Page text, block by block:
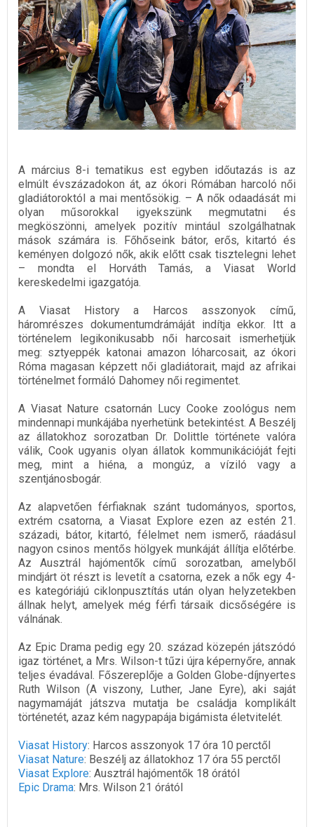
A március 8-i tematikus est egyben időutazás is az
elmúlt évszázadokon át, az ókori Rómában harcoló női
gladiátoroktól a mai mentősökig. – A nők odaadását mi
olyan műsorokkal igyekszünk megmutatni és
megköszönni, amelyek pozitív mintául szolgálhatnak
mások számára is. Főhőseink bátor, erős, kitartó és
keményen dolgozó nők, akik előtt csak tisztelegni lehet
– mondta el Horváth Tamás, a Viasat World
kereskedelmi igazgatója.
A Viasat History a Harcos asszonyok című,
háromrészes dokumentumdrámáját indítja ekkor. Itt a
történelem legikonikusabb női harcosait ismerhetjük
meg: sztyeppék katonai amazon lóharcosait, az ókori
Róma magasan képzett női gladiátorait, majd az afrikai
történelmet formáló Dahomey női regimentet.
A Viasat Nature csatornán Lucy Cooke zoológus nem
mindennapi munkájába nyerhetünk betekintést. A Beszélj
az állatokhoz sorozatban Dr. Dolittle története valóra
válik, Cook ugyanis olyan állatok kommunikációját fejti
meg, mint a hiéna, a mongúz, a víziló vagy a
szentjánosbogár.
Az alapvetően férfiaknak szánt tudományos, sportos,
extrém csatorna, a Viasat Explore ezen az estén 21.
századi, bátor, kitartó, félelmet nem ismerő, ráadásul
nagyon csinos mentős hölgyek munkáját állítja előtérbe.
Az Ausztrál hajómentők című sorozatban, amelyből
mindjárt öt részt is levetít a csatorna, ezek a nők egy 4-
es kategóriájú ciklonpusztítás után olyan helyzetekben
állnak helyt, amelyek még férfi társaik dicsőségére is
válnának.
Az Epic Drama pedig egy 20. század közepén játszódó
igaz történet, a Mrs. Wilson-t tűzi újra képernyőre, annak
teljes évadával. Főszereplője a Golden Globe-díjnyertes
Ruth Wilson (A viszony, Luther, Jane Eyre), aki saját
nagymamáját játszva mutatja be családja komplikált
történetét, azaz kém nagypapája bigámista életvitelét.
Viasat History: Harcos asszonyok 17 óra 10 perctől
Viasat Nature: Beszélj az állatokhoz 17 óra 55 perctől
Viasat Explore: Ausztrál hajómentők 18 órától
Epic Drama: Mrs. Wilson 21 órától